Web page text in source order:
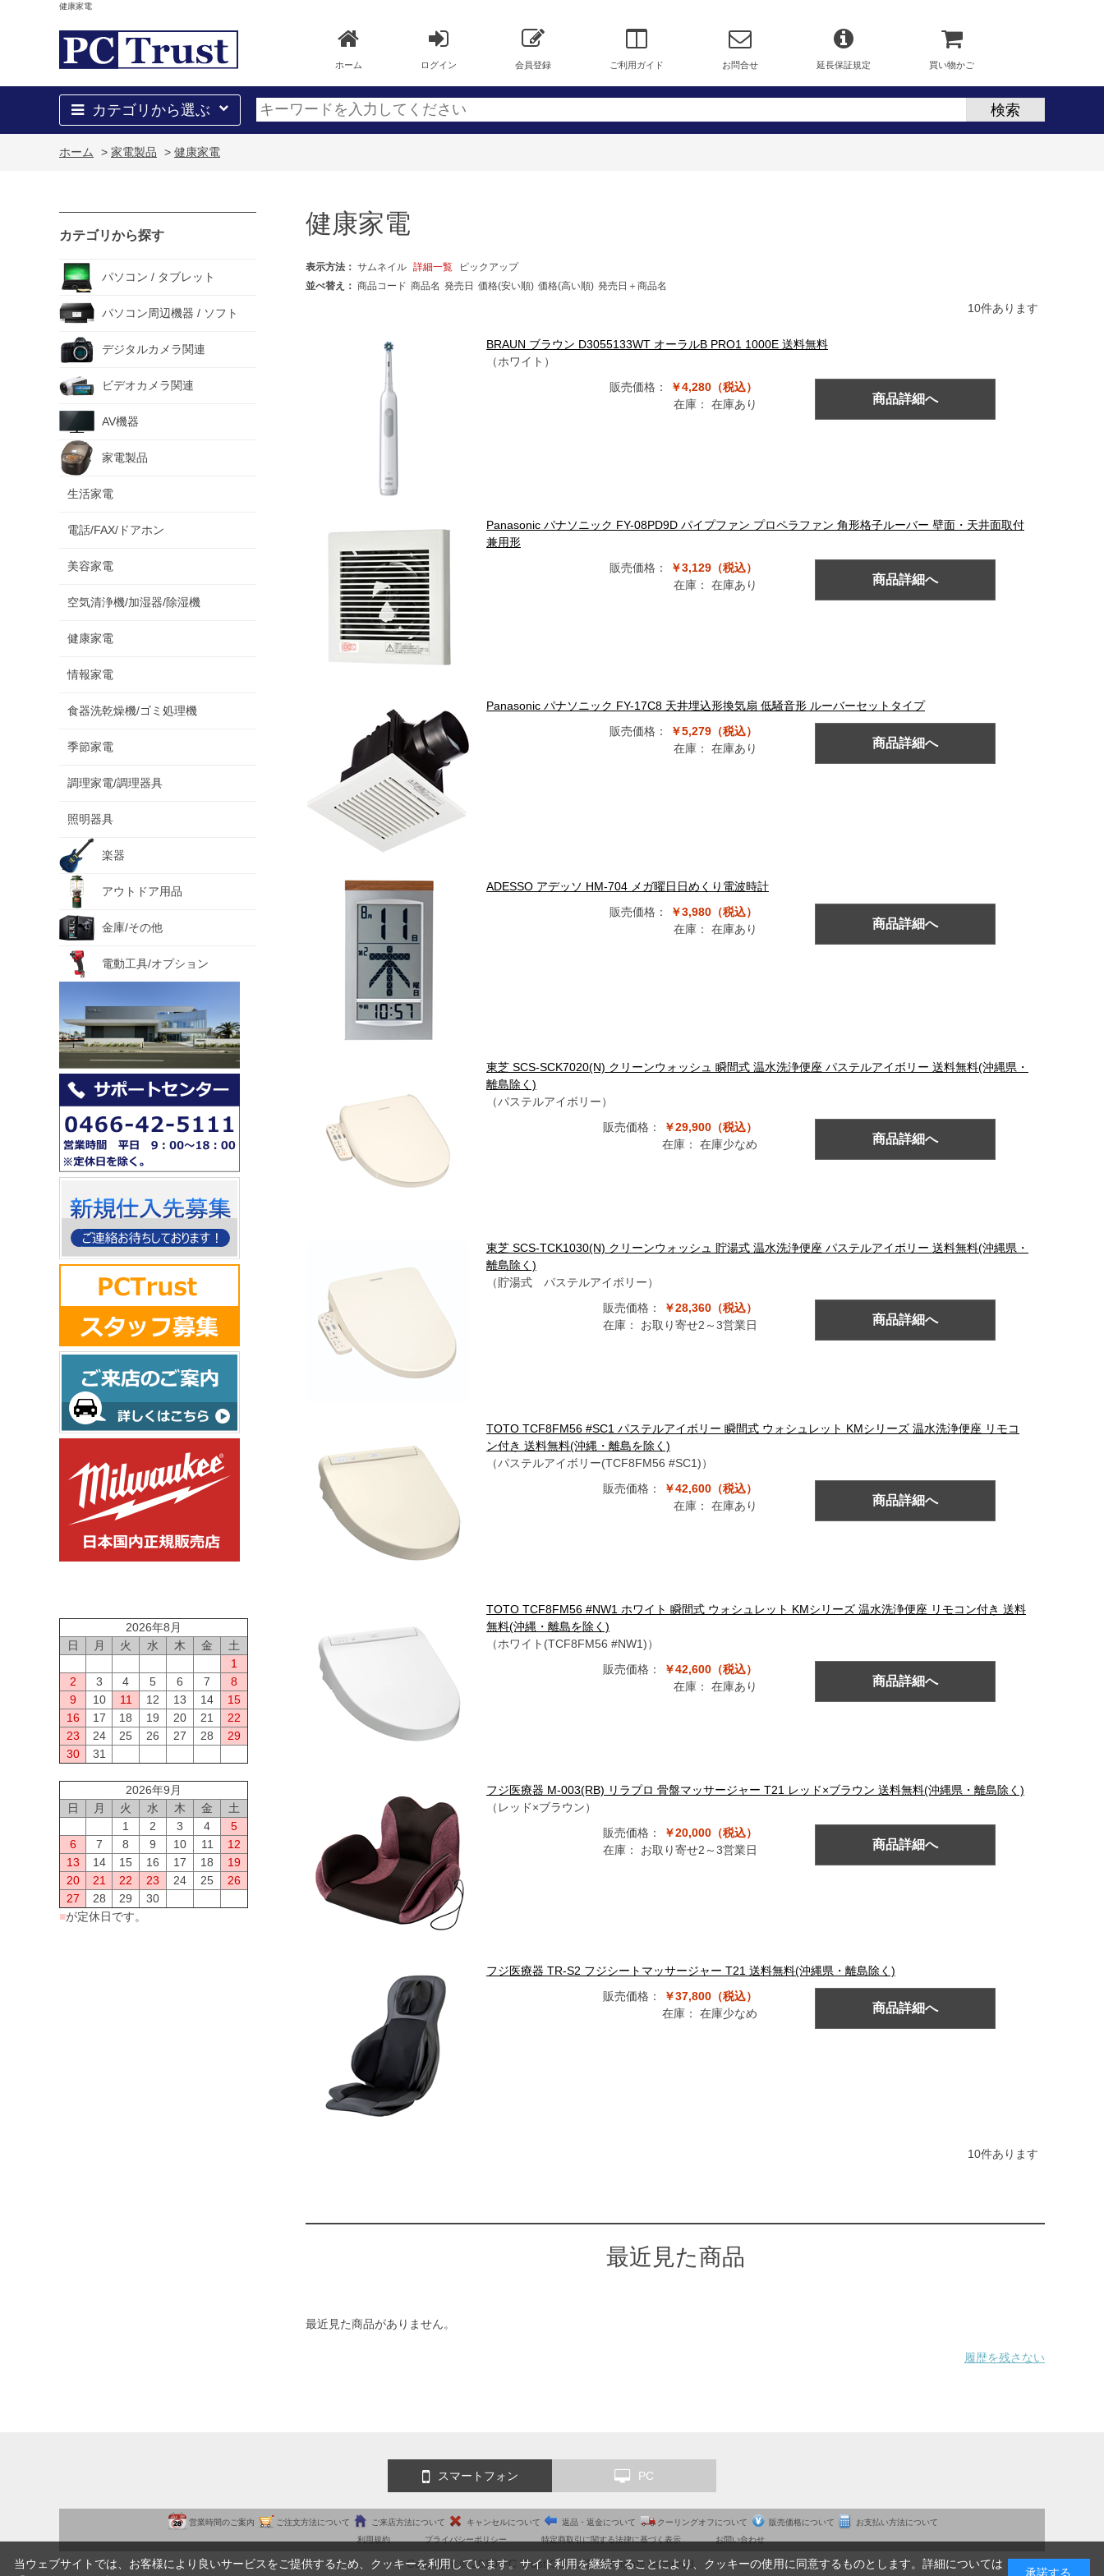
健康家電
ホーム ログイン 会員登録 ご利用ガイド お問合せ 延長保証規定 買い物かご
カテゴリから選ぶ
ホーム > 家電製品 > 健康家電
カテゴリから探す
パソコン / タブレット
パソコン周辺機器 / ソフト
デジタルカメラ関連
ビデオカメラ関連
AV機器
家電製品
生活家電
電話/FAX/ドアホン
美容家電
空気清浄機/加湿器/除湿機
健康家電
情報家電
食器洗乾燥機/ゴミ処理機
季節家電
調理家電/調理器具
照明器具
楽器
アウトドア用品
金庫/その他
電動工具/オプション
2026年8月
日
月 火 水 木 金
土
1
2
3 4 5 6 7
8
9
10 11 12 13 14
15
16
17 18 19 20 21
22
23
24 25 26 27 28
29
30
31
2026年9月
日
月 火 水 木 金
土
1
2 3 4
5
6
7 8 9 10 11
12
13
14 15 16 17 18
19
20
21 22 23 24 25
26
27
28 29
30
■が定休日です。
健康家電
表示方法： サムネイル 詳細一覧
ピックアップ
並べ替え： 商品コード 商品名 発売日 価格(安い順) 価格(高い順) 発売日＋商品名
10件あります
BRAUN ブラウン D3055133WT オーラルB PRO1 1000E 送料無料
（ホワイト）
販売価格：
￥4,280（税込）
在庫：
在庫あり 商品詳細へ
Panasonic パナソニック FY-08PD9D パイプファン プロペラファン 角形格子ルーバー 壁面・天井面取付
兼用形
販売価格：
￥3,129（税込）
在庫：
在庫あり 商品詳細へ
Panasonic パナソニック FY-17C8 天井埋込形換気扇 低騒音形 ルーバーセットタイプ
販売価格：
￥5,279（税込）
在庫：
在庫あり 商品詳細へ
ADESSO アデッソ HM-704 メガ曜日日めくり電波時計
販売価格：
￥3,980（税込）
在庫：
在庫あり 商品詳細へ
東芝 SCS-SCK7020(N) クリーンウォッシュ 瞬間式 温水洗浄便座 パステルアイボリー 送料無料(沖縄県・
離島除く)
（パステルアイボリー）
販売価格：
￥29,900（税込）
在庫：
在庫少なめ 商品詳細へ
東芝 SCS-TCK1030(N) クリーンウォッシュ 貯湯式 温水洗浄便座 パステルアイボリー 送料無料(沖縄県・
離島除く)
（貯湯式 パステルアイボリー）
販売価格：
￥28,360（税込）
在庫：
お取り寄せ2～3営業日 商品詳細へ
TOTO TCF8FM56 #SC1 パステルアイボリー 瞬間式 ウォシュレット KMシリーズ 温水洗浄便座 リモコ
ン付き 送料無料(沖縄・離島を除く)
（パステルアイボリー(TCF8FM56 #SC1)）
販売価格：
￥42,600（税込）
在庫：
在庫あり 商品詳細へ
TOTO TCF8FM56 #NW1 ホワイト 瞬間式 ウォシュレット KMシリーズ 温水洗浄便座 リモコン付き 送料
無料(沖縄・離島を除く)
（ホワイト(TCF8FM56 #NW1)）
販売価格：
￥42,600（税込）
在庫：
在庫あり 商品詳細へ
フジ医療器 M-003(RB) リラプロ 骨盤マッサージャー T21 レッド×ブラウン 送料無料(沖縄県・離島除く)
（レッド×ブラウン）
販売価格：
￥20,000（税込）
在庫：
お取り寄せ2～3営業日 商品詳細へ
フジ医療器 TR-S2 フジシートマッサージャー T21 送料無料(沖縄県・離島除く)
販売価格：
￥37,800（税込）
在庫：
在庫少なめ 商品詳細へ
10件あります
最近見た商品
最近見た商品がありません。
履歴を残さない
スマートフォン PC
営業時間のご案内 ご注文方法について ご来店方法について キャンセルについて 返品・返金について クーリングオフについて 販売価格について
お支払い方法について
利用規約
プライバシーポリシー 特定商取引に関する法律に基づく表示 お問い合わせ
Copyright © 2010 PC Trust CO.,LTD. All rights reserved.
当ウェブサイトでは、お客様により良いサービスをご提供するため、クッキーを利用しています。サイト利用を継続することにより、クッキーの使用に同意するものとします。詳細については
承諾する